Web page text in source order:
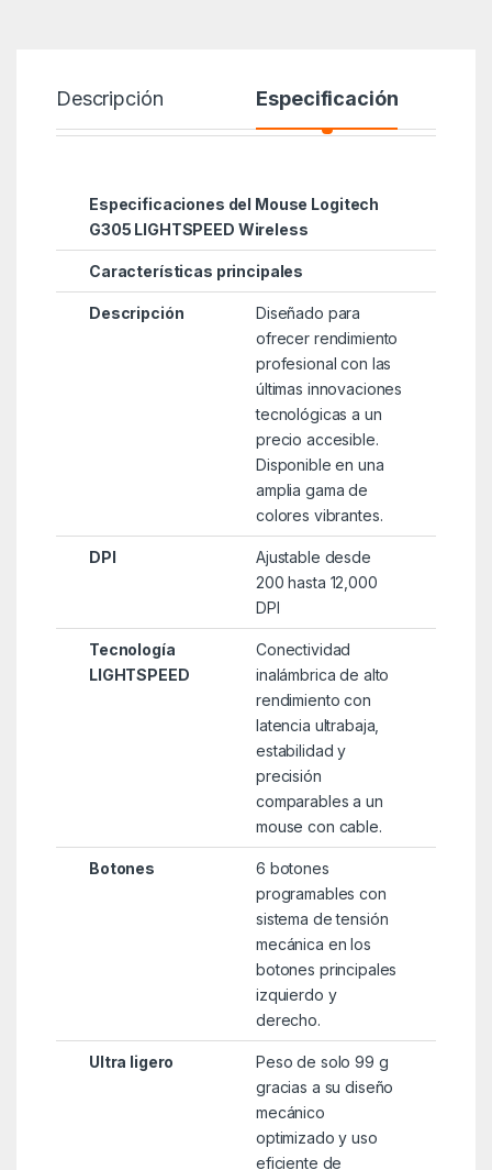
Descripción Especificación
Especificaciones del Mouse Logitech
G305 LIGHTSPEED Wireless
Características principales
Descripción
Diseñado para
ofrecer rendimiento
profesional con las
últimas innovaciones
tecnológicas a un
precio accesible.
Disponible en una
amplia gama de
colores vibrantes.
DPI
Ajustable desde
200 hasta 12,000
DPI
Tecnología
LIGHTSPEED
Conectividad
inalámbrica de alto
rendimiento con
latencia ultrabaja,
estabilidad y
precisión
comparables a un
mouse con cable.
Botones
6 botones
programables con
sistema de tensión
mecánica en los
botones principales
izquierdo y
derecho.
Ultra ligero
Peso de solo 99 g
gracias a su diseño
mecánico
optimizado y uso
eficiente de